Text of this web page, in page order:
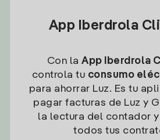
App Iberdrola
Con la App Iberdrola
controla tu consumo
para ahorrar Luz. Es tu
pagar facturas de Luz y
la lectura del contador
todos tus